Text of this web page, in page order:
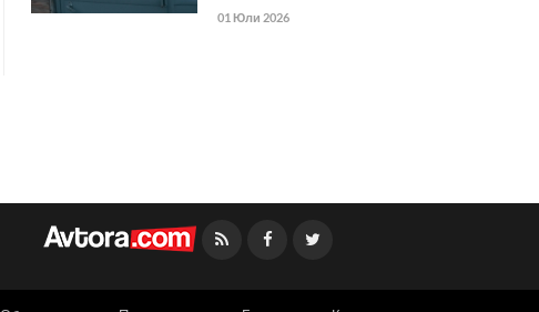
01 Юли 2026
Facebook